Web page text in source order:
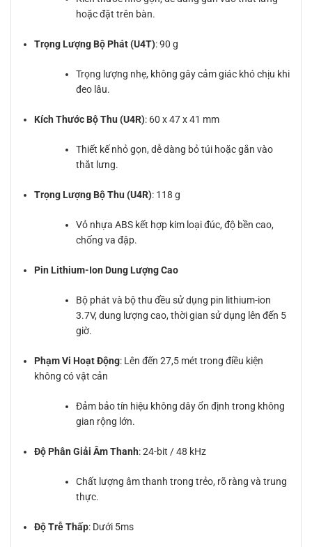
hoặc đặt trên bàn.
Trọng Lượng Bộ Phát (U4T): 90 g
Trọng lượng nhẹ, không gây cảm giác khó chịu khi
đeo lâu.
Kích Thước Bộ Thu (U4R): 60 x 47 x 41 mm
Thiết kế nhỏ gọn, dễ dàng bỏ túi hoặc gắn vào
thắt lưng.
Trọng Lượng Bộ Thu (U4R): 118 g
Vỏ nhựa ABS kết hợp kim loại đúc, độ bền cao,
chống va đập.
Pin Lithium-Ion Dung Lượng Cao
Bộ phát và bộ thu đều sử dụng pin lithium-ion
3.7V, dung lượng cao, thời gian sử dụng lên đến 5
giờ.
Phạm Vi Hoạt Động: Lên đến 27,5 mét trong điều kiện
không có vật cản
Đảm bảo tín hiệu không dây ổn định trong không
gian rộng lớn.
Độ Phân Giải Âm Thanh: 24-bit / 48 kHz
Chất lượng âm thanh trong trẻo, rõ ràng và trung
thực.
Độ Trễ Thấp: Dưới 5ms